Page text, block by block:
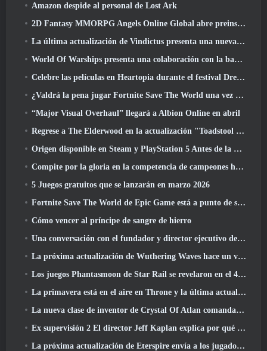
Amazon despide al personal de Lost Ark
2D Fantasy MMORPG Angels Online Global abre preinscripción
La última actualización de Vindictus presenta una nueva incursión en la que los jugadores se enfrentarán al Guardián de Caliburn
World Of Warships presenta una colaboración con la banda sueca de heavy metal Sabaton
Celebre las películas en Heartopia durante el festival Dreamlight Cinematics
¿Valdrá la pena jugar Fortnite Save The World una vez que sea gratis??
“Major Visual Overhaul” llegará a Albion Online en abril
Regrese a The Elderwood en la actualización "Toadstool Tales" de Palia
Origen disponible en Steam y PlayStation 5 Antes de la marcha 23 Lanzamiento
Compite por la gloria en la competencia de campeones huecos de New Eridu en la próxima actualización de Zenless Zone Zero
5 Juegos gratuitos que se lanzarán en marzo 2026
Fortnite Save The World de Epic Game está a punto de ser un juego gratuito
Cómo vencer al príncipe de sangre de hierro
Una conversación con el fundador y director ejecutivo de Netmarble, Ken Kim, sobre MONGIL: Buceo estelar
La próxima actualización de Wuthering Waves hace un viaje al “lado oscuro”
Los juegos Phantasmoon de Star Rail se revelaron en el 4.1 Programa Especial
La primavera está en el aire en Throne y la última actualización de Liberty
La nueva clase de inventor de Crystal Of Atlan comanda a los Magitech Mechs en la batalla
Ex supervisión 2 El director Jeff Kaplan explica por qué dejó a Blizzard
La próxima actualización de Eterspire envía a los jugadores a las minas enanas